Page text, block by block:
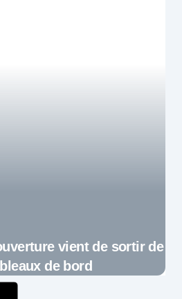
vient de sortir de
de bord